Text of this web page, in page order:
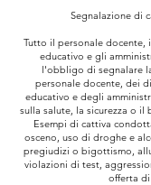
Segnalazione di
Tutto il personale
educativo e gli
l'obbligo di segnalare
personale docente, dei
educativo e degli
sulla salute, la sicurezza o il
Esempi di cattiva
osceno, uso di droghe e
pregiudizi o bigottismo,
violazioni di test,
offerta